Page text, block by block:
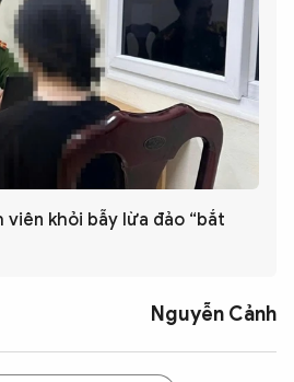
viên khỏi bẫy lừa đảo “bắt
Nguyễn Cảnh